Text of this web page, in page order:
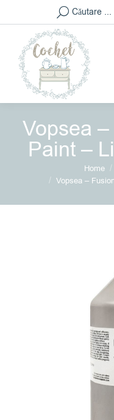
Search:Căutare ...
Vopsea
Paint –
Home
Vopsea –